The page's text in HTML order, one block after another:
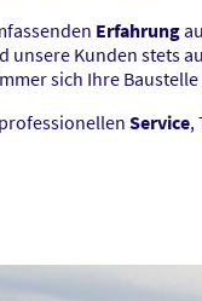
Erfahrung
unsere Kunden stets
sich Ihre
Service,